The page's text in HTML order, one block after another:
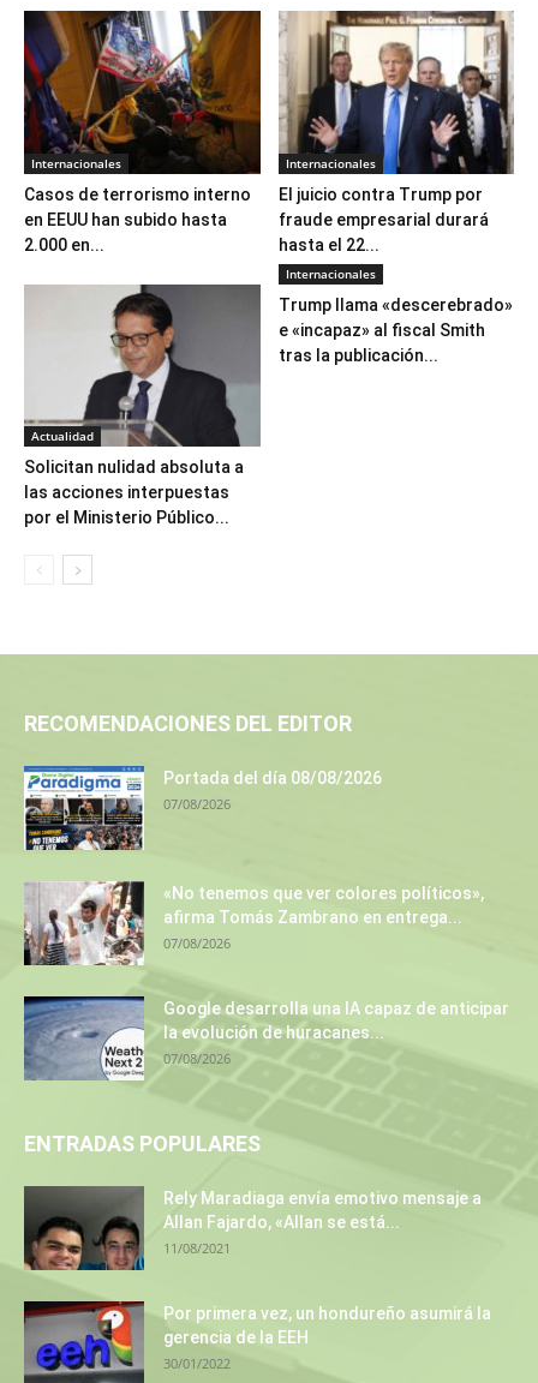
Internacionales
Casos de terrorismo interno
en EEUU han subido hasta
2.000 en...
Internacionales
El juicio contra Trump por
fraude empresarial durará
hasta el 22...
Actualidad
Solicitan nulidad absoluta a
las acciones interpuestas
por el Ministerio Público...
Internacionales
Trump llama «descerebrado»
e «incapaz» al fiscal Smith
tras la publicación...
RECOMENDACIONES DEL EDITOR
Portada del día 08/08/2026
07/08/2026
«No tenemos que ver colores políticos»,
afirma Tomás Zambrano en entrega...
07/08/2026
Google desarrolla una IA capaz de anticipar
la evolución de huracanes...
07/08/2026
ENTRADAS POPULARES
Rely Maradiaga envía emotivo mensaje a
Allan Fajardo, «Allan se está...
11/08/2021
Por primera vez, un hondureño asumirá la
gerencia de la EEH
30/01/2022